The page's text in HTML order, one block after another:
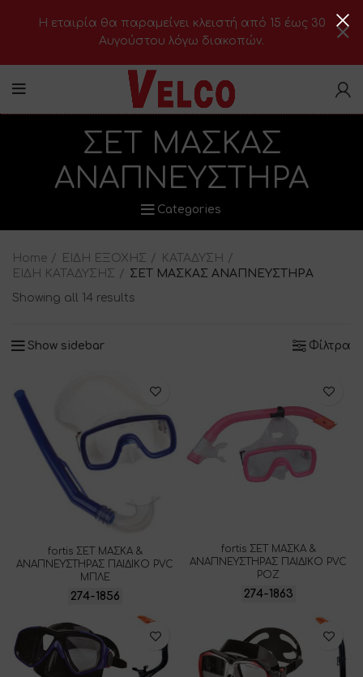
ΣΕΤ ΜΑΣΚΑΣ
ΑΝΑΠΝΕΥΣΤΗΡΑ
Categories
Home ΕΙΔΗ ΕΞΟΧΗΣ
ΚΑΤΑΔΥΣΗ
ΕΙΔΗ ΚΑΤΑΔΥΣΗΣ
ΣΕΤ ΜΑΣΚΑΣ ΑΝΑΠΝΕΥΣΤΗΡΑ
Showing all 14 results
Show sidebar Φίλτρα
fortis ΣΕΤ ΜΑΣΚΑ &
ΑΝΑΠΝΕΥΣΤΗΡΑΣ ΠΑΙΔΙΚΟ PVC
ΜΠΛΕ
274-1856
fortis ΣΕΤ ΜΑΣΚΑ &
ΑΝΑΠΝΕΥΣΤΗΡΑΣ ΠΑΙΔΙΚΟ PVC
ΡΟΖ
274-1863
H εταιρία θα παραμείνει κλειστή από 15 έως 30
Αυγούστου λόγω διακοπών.